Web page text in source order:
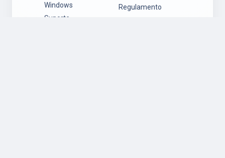
Windows
Suporte
Regulamento